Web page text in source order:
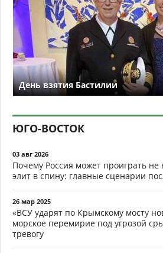
День взятия Бастилии
ЮГО-ВОСТОК
03 авг 2026
Почему Россия может проиграть не
элит в спину: главные сценарии
26 мар 2025
«ВСУ ударят по Крымскому мосту
морское перемирие под угрозой
тревогу